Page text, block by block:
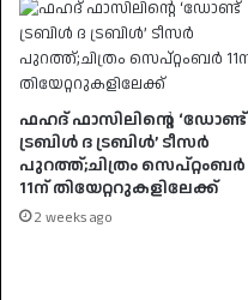
ഫഹദ് ഫാസിലിന്റെ ‘ഡോണ്ട്
ട്രബിൾ ദ ട്രബിൾ’ ടീസർ
പുറത്ത്;ചിത്രം സെപ്റ്റംബർ
11ന് തിയേറ്ററുകളിലേക്ക്
2 weeks ago